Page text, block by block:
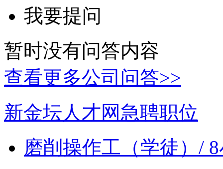
我要提问
暂时没有问答内容
查看更多公司问答>>
新金坛人才网急聘职位
磨削操作工（学徒）/